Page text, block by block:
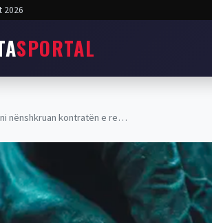
2026
SPORTAL
nënshkruan kontratën e re…